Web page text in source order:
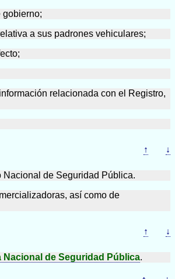
gobierno;
a sus padrones vehiculares;
relacionada con el Registro,
↑ ↓
Nacional de Seguridad Pública.
así como de
↑ ↓
Nacional de Seguridad Pública.